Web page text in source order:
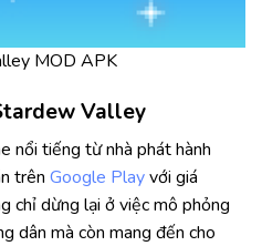
MOD APK
Valley
nổi tiếng từ nhà phát hành
trên Google Playvới giá
chỉ dừng lại ở việc mô phỏng
dân mà còn mang đến cho